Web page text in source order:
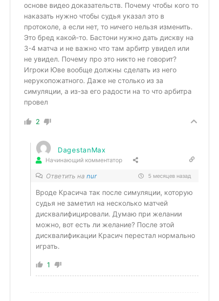
основе видео доказательств. Почему чтобы кого то
наказать нужно чтобы судья указал это в
протоколе, а если нет, то ничего нельзя изменить.
Это бред какой-то. Бастони нужно дать дискву на
3-4 матча и не важно что там арбитр увидел или
не увидел. Почему про это никто не говорит?
Игроки Юве вообще должны сделать из него
нерукопожатного. Даже не столько из за
симуляции, а из-за его радости на то что арбитра
провел
2
DagestanMax
Начинающий комментатор
Ответить на nur 5 месяцев назад
Вроде Красича так после симуляции, которую
судья не заметил на несколько матчей
дисквалифицировали. Думаю при желании
можно, вот есть ли желание? После этой
дисквалификации Красич перестал нормально
играть.
1